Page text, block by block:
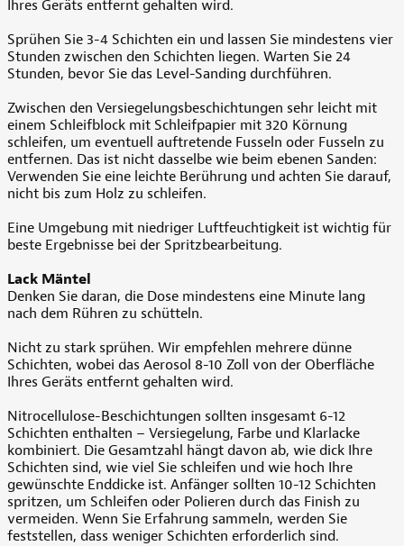
Ihres Geräts entfernt gehalten wird.
Sprühen Sie 3-4 Schichten ein und lassen Sie mindestens vier
Stunden zwischen den Schichten liegen. Warten Sie 24
Stunden, bevor Sie das Level-Sanding durchführen.
Zwischen den Versiegelungsbeschichtungen sehr leicht mit
einem Schleifblock mit Schleifpapier mit 320 Körnung
schleifen, um eventuell auftretende Fusseln oder Fusseln zu
entfernen. Das ist nicht dasselbe wie beim ebenen Sanden:
Verwenden Sie eine leichte Berührung und achten Sie darauf,
nicht bis zum Holz zu schleifen.
Eine Umgebung mit niedriger Luftfeuchtigkeit ist wichtig für
beste Ergebnisse bei der Spritzbearbeitung.
Lack Mäntel
Denken Sie daran, die Dose mindestens eine Minute lang
nach dem Rühren zu schütteln.
Nicht zu stark sprühen. Wir empfehlen mehrere dünne
Schichten, wobei das Aerosol 8-10 Zoll von der Oberfläche
Ihres Geräts entfernt gehalten wird.
Nitrocellulose-Beschichtungen sollten insgesamt 6-12
Schichten enthalten – Versiegelung, Farbe und Klarlacke
kombiniert. Die Gesamtzahl hängt davon ab, wie dick Ihre
Schichten sind, wie viel Sie schleifen und wie hoch Ihre
gewünschte Enddicke ist. Anfänger sollten 10-12 Schichten
spritzen, um Schleifen oder Polieren durch das Finish zu
vermeiden. Wenn Sie Erfahrung sammeln, werden Sie
feststellen, dass weniger Schichten erforderlich sind.